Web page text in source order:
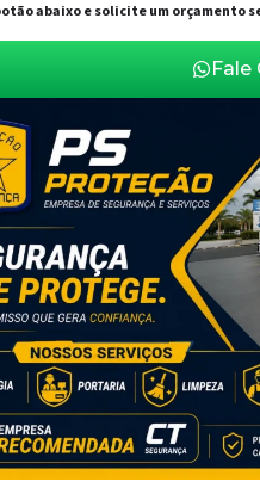
abaixo e solicite um orçamento
Fale